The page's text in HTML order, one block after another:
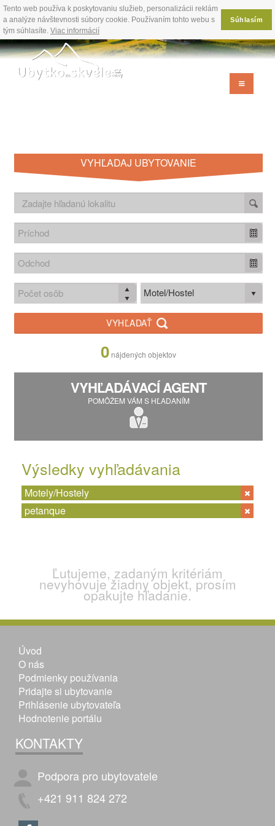
Tento web používa k poskytovaniu služieb, personalizácii reklám
a analýze návštevnosti súbory cookie. Používaním tohto webu s
tým súhlasíte. Viac informácií
Súhlasím
VYHĽADAJ UBYTOVANIE
Motel/Hostel
VYHĽADAŤ
0 nájdených objektov
VYHĽADÁVACÍ AGENT
POMÔŽEM VÁM S HĽADANÍM
Výsledky vyhľadávania
Motely/Hostely
petanque
Ľutujeme, zadaným kritériám
nevyhovuje žiadny objekt, prosím
opakujte hľadanie.
Úvod
O nás
Podmienky používania
Pridajte si ubytovanie
Prihlásenie ubytovateľa
Hodnotenie portálu
KONTAKTY
Podpora pro ubytovatele
+421 911 824 272